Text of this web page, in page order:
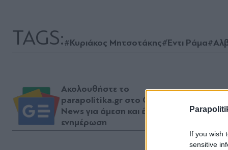
If you wish
sensitive
TAGS:#Κυριάκος Μητσοτάκης#Έντι Ράμα
Ακολουθήστε το
parapolitika.gr στο Google
News για άμεση και έγκυρη
ενημέρωση